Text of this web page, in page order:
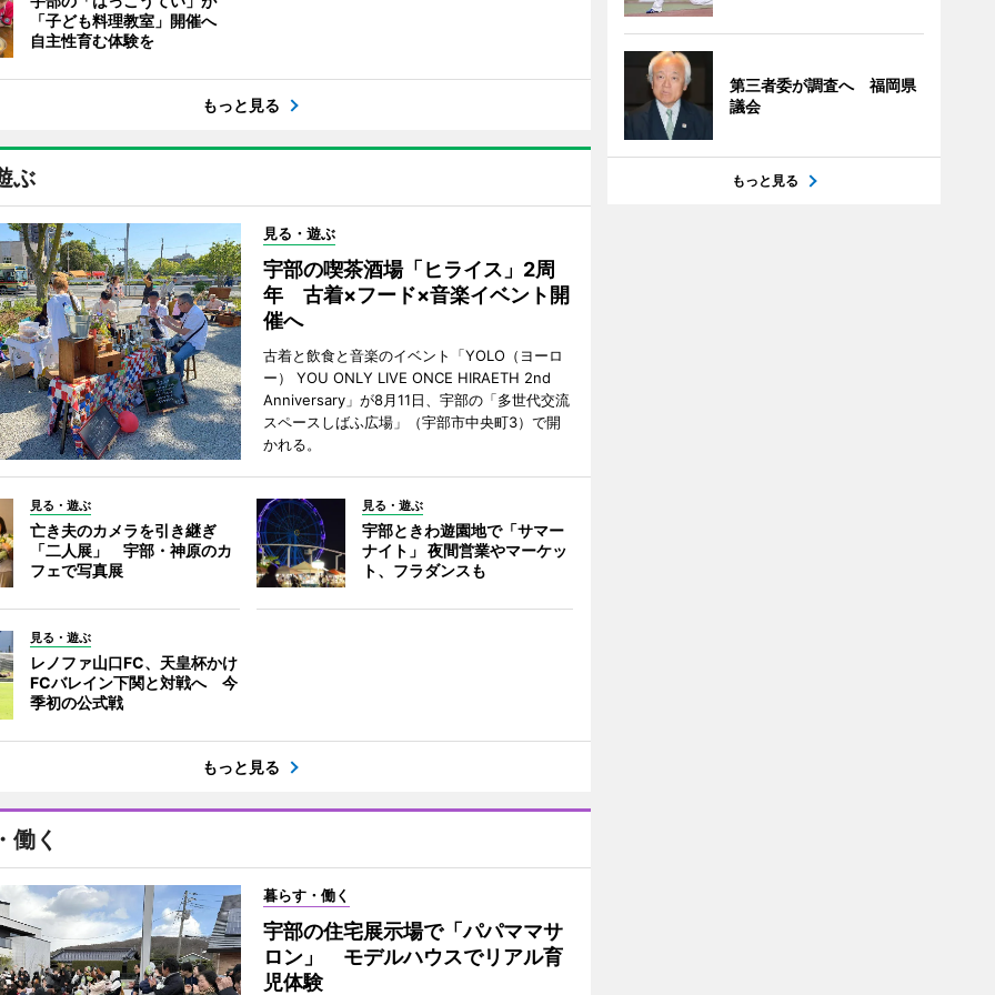
「子ども料理教室」開催へ
自主性育む体験を
もっと見る
ぶ
見る・遊ぶ
宇部の喫茶酒場「ヒライス」2周
年 古着×フード×音楽イベント開
催へ
古着と飲食と音楽のイベント「YOLO（ヨーロ
ー） YOU ONLY LIVE ONCE HIRAETH 2nd
Anniversary」が8月11日、宇部の「多世代交流
スペースしばふ広場」（宇部市中央町3）で開
かれる。
見る・遊ぶ
亡き夫のカメラを引き継ぎ
「二人展」 宇部・神原のカ
フェで写真展
見る・遊ぶ
宇部ときわ遊園地で「サマー
ナイト」 夜間営業やマーケッ
ト、フラダンスも
見る・遊ぶ
レノファ山口FC、天皇杯かけ
FCバレイン下関と対戦へ 今
季初の公式戦
もっと見る
働く
暮らす・働く
宇部の住宅展示場で「パパママサ
ロン」 モデルハウスでリアル育
児体験
第三者委が調査へ 福岡県
議会
もっと見る